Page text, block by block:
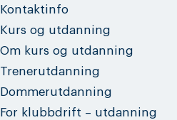
Kontaktinfo
Kurs og utdanning
Om kurs og utdanning
Trenerutdanning
Dommerutdanning
For klubbdrift – utdanning